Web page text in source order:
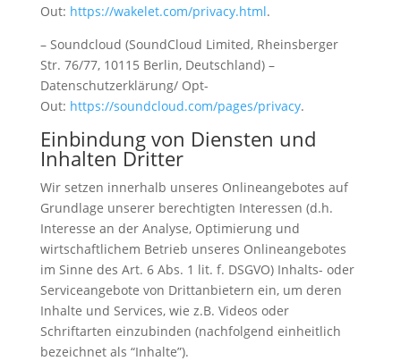
Out: https://wakelet.com/privacy.html.
– Soundcloud (SoundCloud Limited, Rheinsberger
Str. 76/77, 10115 Berlin, Deutschland) –
Datenschutzerklärung/ Opt-
Out: https://soundcloud.com/pages/privacy.
Einbindung von Diensten und
Inhalten Dritter
Wir setzen innerhalb unseres Onlineangebotes auf
Grundlage unserer berechtigten Interessen (d.h.
Interesse an der Analyse, Optimierung und
wirtschaftlichem Betrieb unseres Onlineangebotes
im Sinne des Art. 6 Abs. 1 lit. f. DSGVO) Inhalts- oder
Serviceangebote von Drittanbietern ein, um deren
Inhalte und Services, wie z.B. Videos oder
Schriftarten einzubinden (nachfolgend einheitlich
bezeichnet als “Inhalte”).